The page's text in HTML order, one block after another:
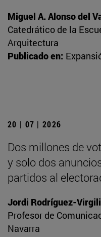
Miguel A. Alonso del
Catedrático de la
Arquitectura
Publicado en:
20 | 07 | 2026
Dos millones de
y solo dos
partidos al
Jordi Rodríguez-Virgili
Profesor de
Navarra